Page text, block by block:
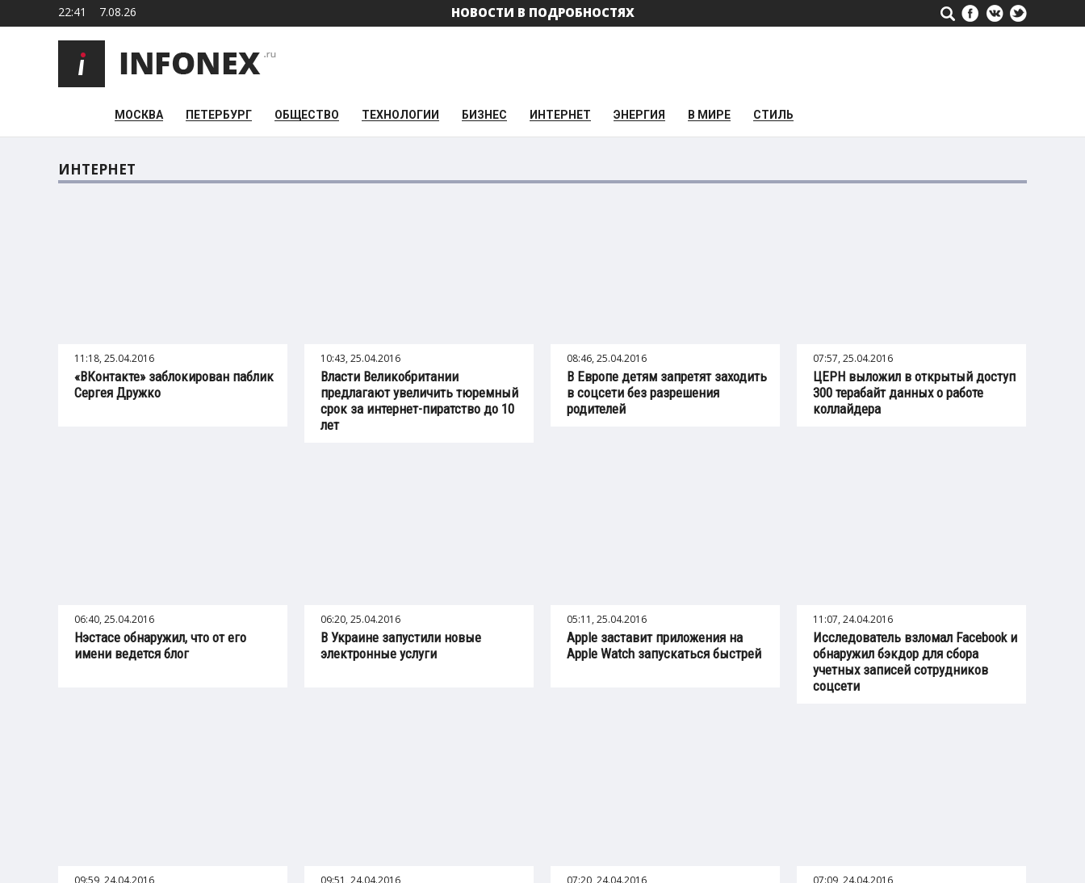
22:41 7.08.26 НОВОСТИ В ПОДРОБНОСТЯХ
МОСКВА ПЕТЕРБУРГ ОБЩЕСТВО ТЕХНОЛОГИИ БИЗНЕС ИНТЕРНЕТ ЭНЕРГИЯ В МИРЕ СТИЛЬ
ИНТЕРНЕТ
11:18, 25.04.2016
«ВКонтакте» заблокирован паблик
Сергея Дружко
10:43, 25.04.2016
Власти Великобритании
предлагают увеличить тюремный
срок за интернет-пиратство до 10
лет
08:46, 25.04.2016
В Европе детям запретят заходить
в соцсети без разрешения
родителей
07:57, 25.04.2016
ЦЕРН выложил в открытый доступ
300 терабайт данных о работе
коллайдера
06:40, 25.04.2016
Нэстасе обнаружил, что от его
имени ведется блог
06:20, 25.04.2016
В Украине запустили новые
электронные услуги
05:11, 25.04.2016
Apple заставит приложения на
Apple Watch запускаться быстрей
11:07, 24.04.2016
Исследователь взломал Facebook и
обнаружил бэкдор для сбора
учетных записей сотрудников
соцсети
09:59, 24.04.2016 09:51, 24.04.2016 07:20, 24.04.2016 07:09, 24.04.2016